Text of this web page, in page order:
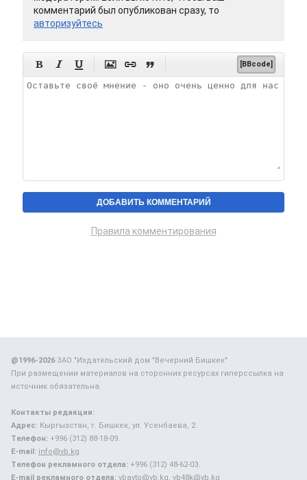
комментарий был опубликован сразу, то
авторизуйтесь
      [BBcode]
Правила комментирования
@1996-2026ЗАО "Издательский дом "Вечерний Бишкек"
При размещении материалов на сторонних ресурсах гиперссылка на
источник обязательна.
Контакты редакции:
Адрес: Кыргызстан, г. Бишкек, ул. Усенбаева, 2.
Телефон: +996 (312) 88-18-09.
E-mail: info@vb.kg
Телефон рекламного отдела: +996 (312) 48-62-03.
E-mail рекламного отдела: vbavto@vb.kg, vb48k@vb.kg